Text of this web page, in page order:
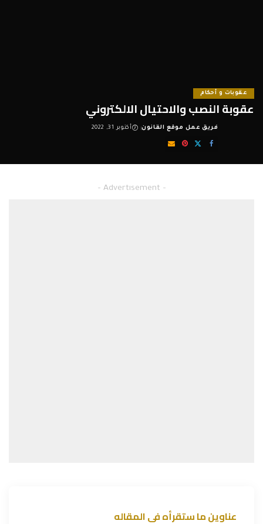
عقوبات و أحكام
عقوبة النصب والاحتيال الالكتروني
Posted
by
فريق عمل موقع القانون أكتوبر 31, 2022
– Advertisement –
عناوين ما ستقرأه فى المقاله